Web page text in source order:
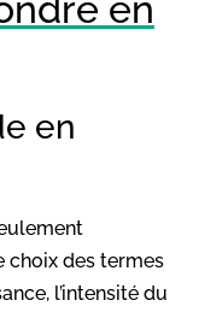
en
choix des termes
l’intensité du